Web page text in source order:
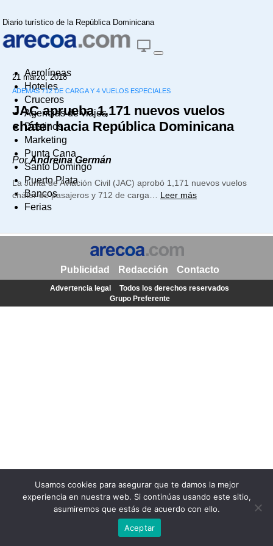
Diario turístico de la República Dominicana
Aerolíneas
Hoteles
Cruceros
Agencias de viajes
Destinos
Marketing
Punta Cana
Santo Domingo
Puerto Plata
Bancos
Ferias
21 marzo, 2018
ADEMÁS 712 DE CARGA Y 4 VUELOS ESPECIALES
JAC aprueba 1,171 nuevos vuelos
cháter hacia República Dominicana
PorAndreina Germán
La Junta de Aviación Civil (JAC) aprobó 1,171 nuevos vuelos
cháter de pasajeros y 712 de carga… Leer más
Usamos cookies para asegurar que te damos la mejor
experiencia en nuestra web. Si continúas usando este sitio,
asumiremos que estás de acuerdo con ello.
Aceptar
Publicidad Redacción Contacto
Advertencia legal
Todos los derechos reservados
Grupo Preferente